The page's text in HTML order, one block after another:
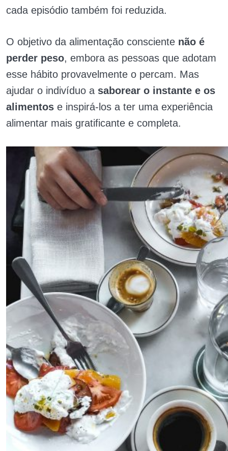
cada episódio também foi reduzida.
O objetivo da alimentação consciente não é
perder peso, embora as pessoas que adotam
esse hábito provavelmente o percam. Mas
ajudar o indivíduo a saborear o instante e os
alimentos e inspirá-los a ter uma experiência
alimentar mais gratificante e completa.